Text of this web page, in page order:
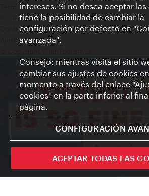
Terms of Use
Accesibilidad
Contacto para la prensa
Ajustes de cookie
intereses. Si no desea aceptar las
tiene la posibilidad de cambiar la
configuración por defecto en
avanzada".
Consejo: mientras visita el sitio
cambiar sus ajustes de cookies
momento a través del enlace
cookies" en la parte inferior al
página.
CONFIGURACIÓN
ACEPTAR TODAS LAS